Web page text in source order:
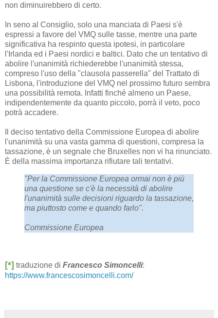
non diminuirebbero di certo.
In seno al Consiglio, solo una manciata di Paesi s'è
espressi a favore del VMQ sulle tasse, mentre una parte
significativa ha respinto questa ipotesi, in particolare
l'Irlanda ed i Paesi nordici e baltici. Dato che un tentativo di
abolire l'unanimità richiederebbe l'unanimità stessa,
compreso l'uso della "clausola passerella" del Trattato di
Lisbona, l'introduzione del VMQ nel prossimo futuro sembra
una possibilità remota. Infatti finché almeno un Paese,
indipendentemente da quanto piccolo, porrà il veto, poco
potrà accadere.
Il deciso tentativo della Commissione Europea di abolire
l'unanimità su una vasta gamma di questioni, compresa la
tassazione, è un segnale che Bruxelles non vi ha rinunciato.
È della massima importanza rifiutare tali tentativi.
"Per la Commissione Europea ormai non è più
una questione se c'è la necessità di abolire
l'unanimità sulle decisioni riguardo la tassazione,
ma piuttosto come e quando farlo".
Commissione Europea
[*] traduzione di Francesco Simoncelli:
https://www.francescosimoncelli.com/